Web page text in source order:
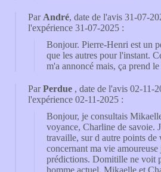
Par André, date de l'avis 31-07-
l'expérience 31-07-2025 :
Bonjour. Pierre-Henri est un
que les autres pour l'instant.
m'a annoncé mais, ça prend
ParPerdue , date de l'avis 02-11-
l'expérience 02-11-2025 :
Bonjour, je consultais
voyance, Charline de savoie.
travaille, sur d autre points de
concernant ma vie amoureuse
prédictions. Domitille ne voit
homme actuel. Mikaelle et